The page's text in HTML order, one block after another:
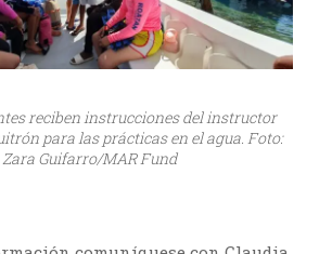
reciben instrucciones del instructor
para las prácticas en el agua. Foto:
Zara Guifarro/MAR Fund